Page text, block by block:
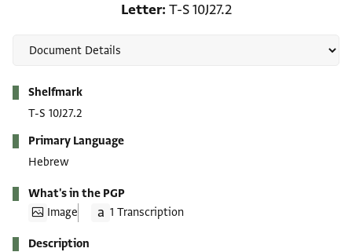
Letter T-S 10J27.2
Shelfmark
T-S 10J27.2
Primary Language
Hebrew
What's in the PGP
Image
1 Transcription
Description